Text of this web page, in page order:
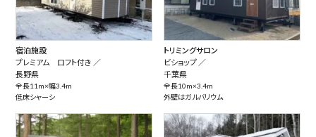
宿泊施設
プレミアム ロフト付き ／
長野県
全長11m×幅3.4m
低床シャーシ
トリミングサロン
ビショップ ／
千葉県
全長10m×3.4m
外壁はガルバリウム